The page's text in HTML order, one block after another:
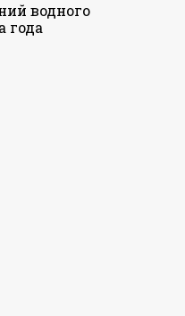
водного
года